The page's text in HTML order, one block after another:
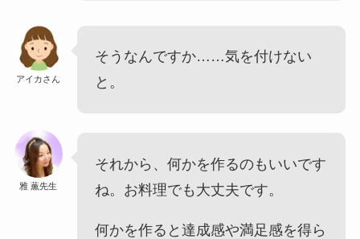
アイカさん
そうなんですか……気を付けない
と。
雅 薫先生
それから、何かを作るのもいいです
ね。お料理でも大丈夫です。
何かを作ると達成感や満足感を得ら